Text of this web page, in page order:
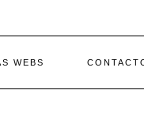
WEBS